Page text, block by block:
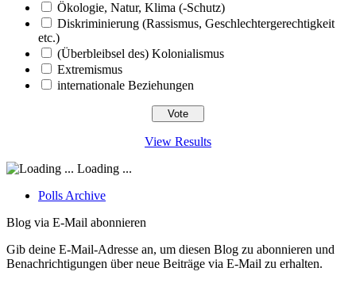
Ökologie, Natur, Klima (-Schutz)
Diskriminierung (Rassismus, Geschlechtergerechtigkeit
etc.)
(Überbleibsel des) Kolonialismus
Extremismus
internationale Beziehungen
View Results
Loading ...
Polls Archive
Blog via E-Mail abonnieren
Gib deine E-Mail-Adresse an, um diesen Blog zu abonnieren und
Benachrichtigungen über neue Beiträge via E-Mail zu erhalten.